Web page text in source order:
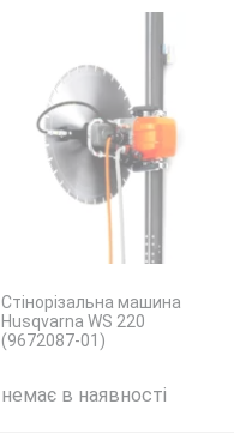
Стінорізальна машина
Husqvarna WS 220
(9672087-01)
немає в наявності